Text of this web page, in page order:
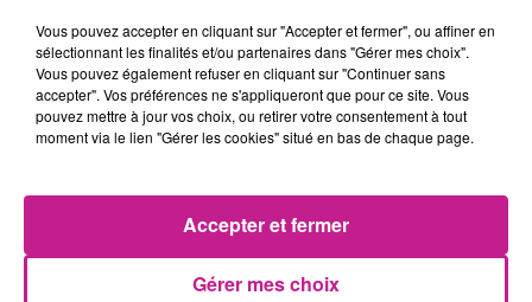
CORNEILLE FEAT. VITAA EMMA R3HAB
19h37
19h37
Vous pouvez accepter en cliquant sur "Accepter et fermer", ou affiner en
sélectionnant les finalités et/ou partenaires dans "Gérer mes choix".
Vous pouvez également refuser en cliquant sur "Continuer sans
accepter". Vos préférences ne s'appliqueront que pour ce site. Vous
pouvez mettre à jour vos choix, ou retirer votre consentement à tout
moment via le lien "Gérer les cookies" situé en bas de chaque page.
Gérer mes choix
Accepter et fermer